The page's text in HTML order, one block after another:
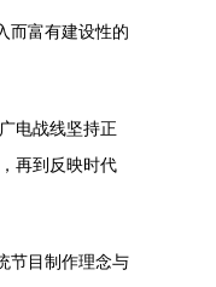
而富有建设性的
电战线坚持正
再到反映时代
节目制作理念与